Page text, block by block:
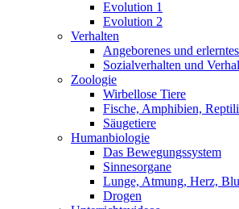
Evolution 1
Evolution 2
Verhalten
Angeborenes und
Sozialverhalten und
Zoologie
Wirbellose Tiere
Fische, Amphibien,
Säugetiere
Humanbiologie
Das Bewegungssystem
Sinnesorgane
Lunge, Atmung, Herz,
Drogen